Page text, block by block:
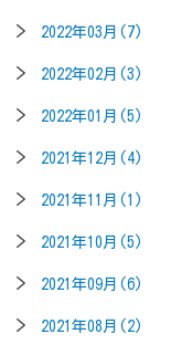
2022年03月(7)
2022年02月(3)
2022年01月(5)
2021年12月(4)
2021年11月(1)
2021年10月(5)
2021年09月(6)
2021年08月(2)